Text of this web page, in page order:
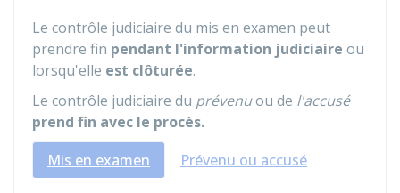
Le contrôle judiciaire du mis en examen peut
prendre fin pendant l'information judiciaire ou
lorsqu'elle est clôturée.
Le contrôle judiciaire du prévenuou de l'accusé
prend fin avec le procès.
Mis en examen
Prévenu ou accusé